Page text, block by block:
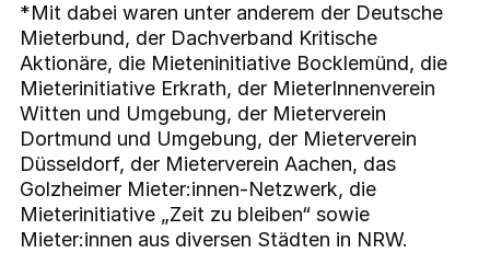
*Mit dabei waren unter anderem der Deutsche
Mieterbund, der Dachverband Kritische
Aktionäre, die Mieteninitiative Bocklemünd, die
Mieterinitiative Erkrath, der MieterInnenverein
Witten und Umgebung, der Mieterverein
Dortmund und Umgebung, der Mieterverein
Düsseldorf, der Mieterverein Aachen, das
Golzheimer Mieter:innen-Netzwerk, die
Mieterinitiative „Zeit zu bleiben“ sowie
Mieter:innen aus diversen Städten in NRW.